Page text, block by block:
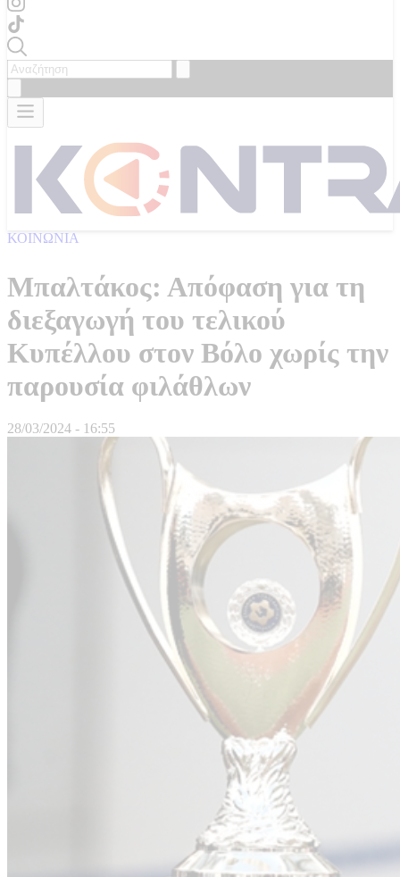
ΚΟΙΝΩΝΙΑ
Μπαλτάκος: Απόφαση για τη
διεξαγωγή του τελικού
Κυπέλλου στον Βόλο χωρίς την
παρουσία φιλάθλων
28/03/2024 - 16:55